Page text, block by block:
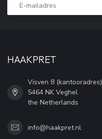
HAAKPRET
Visven 8 (kantooradres)
5464 NK Veghel
the Netherlands
info@haakpret.nl